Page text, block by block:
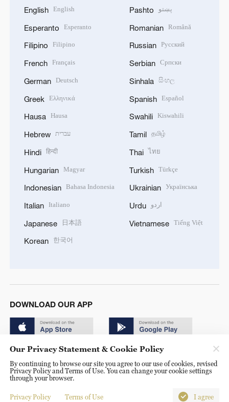
English English
Esperanto Esperanto
Filipino Filipino
French Français
German Deutsch
Greek Ελληνικά
Hausa Hausa
Hebrew עברית
Hindi हिन्दी
Hungarian Magyar
Indonesian Bahasa Indonesia
Italian Italiano
Japanese 日本語
Korean 한국어
Pashto پښتو
Romanian Română
Russian Русский
Serbian Српски
Sinhala සිංහල
Spanish Español
Swahili Kiswahili
Tamil தமிழ்
Thai ไทย
Turkish Türkçe
Ukrainian Українська
Urdu اردو
Vietnamese Tiếng Việt
DOWNLOAD OUR APP
© China Radio International.CRI. All Rights Reserved. 16A
Shijingshan Road, Beijing, China. 100040
Our Privacy Statement & Cookie Policy
By continuing to browse our site you agree to our use of cookies, revised
Privacy Policy and Terms of Use. You can change your cookie settings
through your browser.
Privacy Policy Terms of Use I agree